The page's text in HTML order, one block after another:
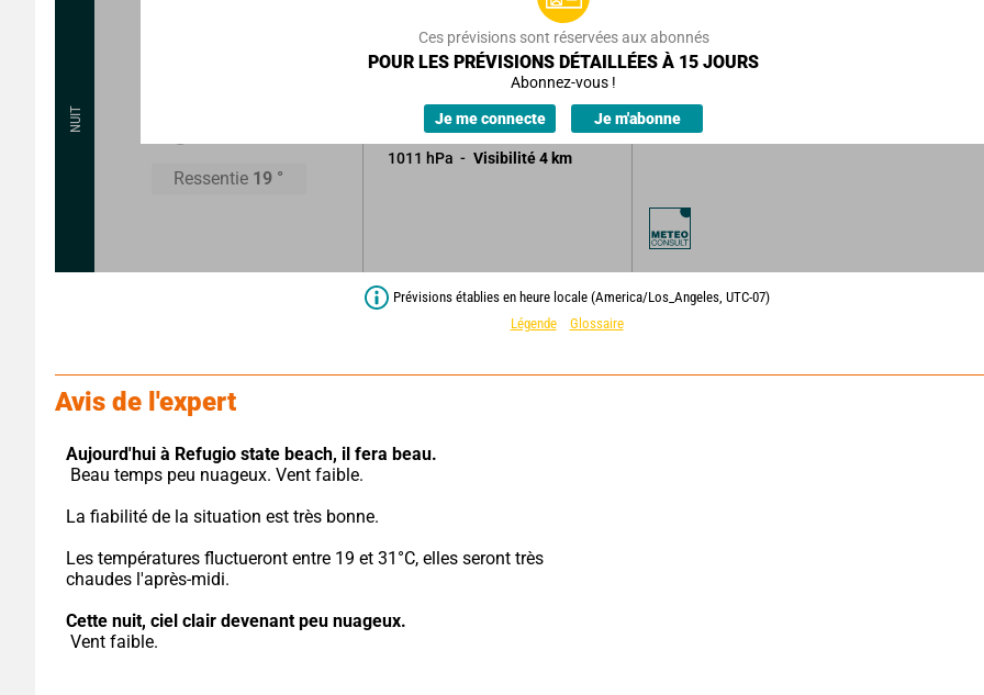
NUIT
Ressentie 19 °
Rafales à12 km/h
Légers passages nuageux
n'altérant pas le beau temps.
Sans précipitations.
1011 hPa Visibilité 4 km
Ces prévisions sont réservées aux abonnés
POUR LES PRÉVISIONS DÉTAILLÉES À 15 JOURS
Abonnez-vous !
Je me connecte Je m'abonne
Prévisions établies en heure locale (America/Los_Angeles, UTC-07)
Légende
Glossaire
Avis de l'expert
Aujourd'hui à Refugio state beach, il fera beau.
Beau temps peu nuageux. Vent faible.
La fiabilité de la situation est très bonne.
Les températures fluctueront entre 19 et 31°C, elles seront très
chaudes l'après-midi.
Cette nuit, ciel clair devenant peu nuageux.
Vent faible.